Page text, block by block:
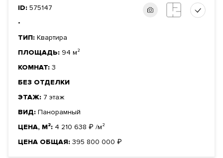
ID: 575147
-
ТИП: Квартира
ПЛОЩАДЬ: 94 м²
КОМНАТ: 3
БЕЗ ОТДЕЛКИ
ЭТАЖ: 7 этаж
ВИД: Панорамный
ЦЕНА, М²: 4 210 638 ₽ /м²
ЦЕНА ОБЩАЯ: 395 800 000 ₽